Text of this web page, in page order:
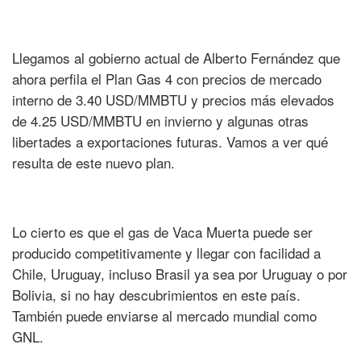
Llegamos al gobierno actual de Alberto Fernández que
ahora perfila el Plan Gas 4 con precios de mercado
interno de 3.40 USD/MMBTU y precios más elevados
de 4.25 USD/MMBTU en invierno y algunas otras
libertades a exportaciones futuras. Vamos a ver qué
resulta de este nuevo plan.
Lo cierto es que el gas de Vaca Muerta puede ser
producido competitivamente y llegar con facilidad a
Chile, Uruguay, incluso Brasil ya sea por Uruguay o por
Bolivia, si no hay descubrimientos en este país.
También puede enviarse al mercado mundial como
GNL.